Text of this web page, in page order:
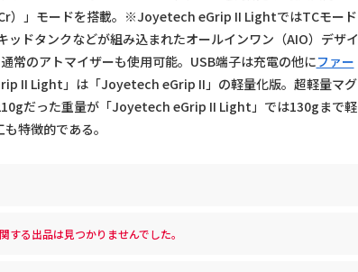
）」モードを搭載。※Joyetech eGrip II LightではTCモード
ドタンクなどが組み込まれたオールインワン（AIO）デザイ
常のアトマイザーも使用可能。USB端子は充電の他にファー
II Light」は「Joyetech eGrip II」の軽量化版。超軽量マグ
だった重量が「Joyetech eGrip II Light」では130gまで軽
特徴的である。
る出品は見つかりませんでした。